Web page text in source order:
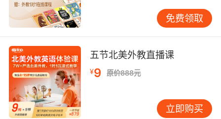
特点一：美国人在讲英语时，舌头的动作会变得
很大，这样发出的音就会很卷。
特点二：美式英语的发音听起来特别的浑厚，声
音会被拖得很长。
特点三：美式英语在发音的时候，一般是腹部发
音的，从腹部发出来的音非常的有磁性并且极具
感染力。
免费领取
五节北美外教直播课
¥9 原价888元
立即购买